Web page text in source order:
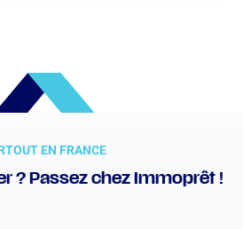
EN FRANCE
? Passez chez Immoprêt !